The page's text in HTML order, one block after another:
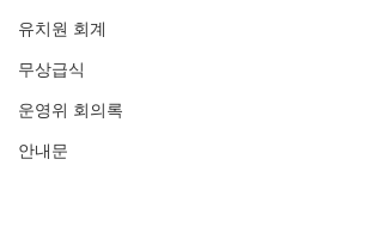
유치원 회계
무상급식
운영위 회의록
안내문